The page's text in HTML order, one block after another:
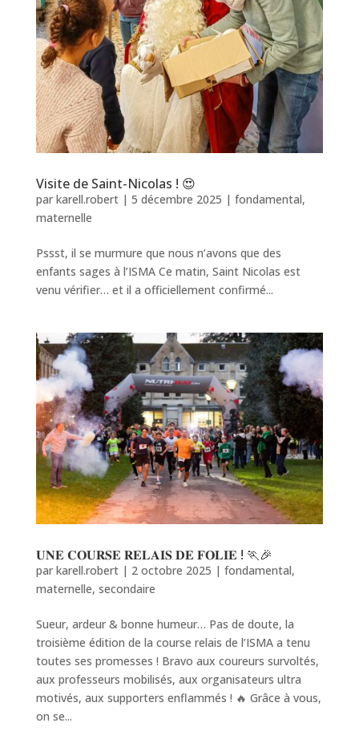
Visite de Saint-Nicolas ! 😍
par karell.robert| 5 décembre 2025 | fondamental,
maternelle
Pssst, il se murmure que nous n’avons que des
enfants sages à l’ISMA Ce matin, Saint Nicolas est
venu vérifier… et il a officiellement confirmé...
𝐔𝐍𝐄 𝐂𝐎𝐔𝐑𝐒𝐄 𝐑𝐄𝐋𝐀𝐈𝐒 𝐃𝐄 𝐅𝐎𝐋𝐈𝐄 ! 🏃🎉
par karell.robert| 2 octobre 2025 | fondamental,
maternelle, secondaire
Sueur, ardeur & bonne humeur… Pas de doute, la
troisième édition de la course relais de l’ISMA a tenu
toutes ses promesses ! Bravo aux coureurs survoltés,
aux professeurs mobilisés, aux organisateurs ultra
motivés, aux supporters enflammés ! 🔥 Grâce à vous,
on se...